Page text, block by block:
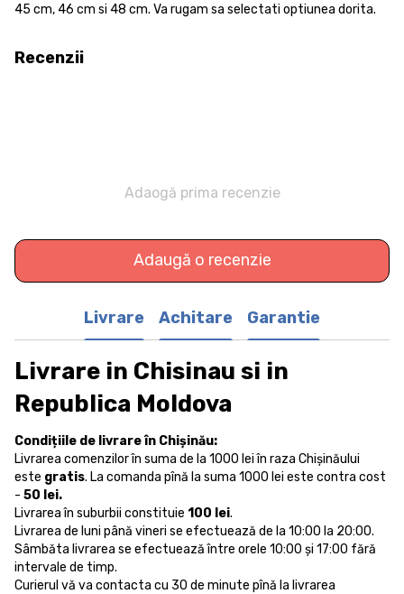
45 cm, 46 cm si 48 cm. Va rugam sa selectati optiunea dorita.
Recenzii
Adaogă prima recenzie
Adaugă o recenzie
Livrare Achitare Garantie
Livrare in Chisinau si in
Republica Moldova
Condițiile de livrare în Chișinău:
Livrarea comenzilor în suma de la 1000 lei în raza Chișinăului
este gratis. La comanda pînă la suma 1000 lei este contra cost
- 50 lei.
Livrarea în suburbii constituie 100 lei.
Livrarea de luni până vineri se efectuează de la 10:00 la 20:00.
Sâmbăta livrarea se efectuează între orele 10:00 și 17:00 fără
intervale de timp.
Curierul vă va contacta cu 30 de minute pînă la livrarea